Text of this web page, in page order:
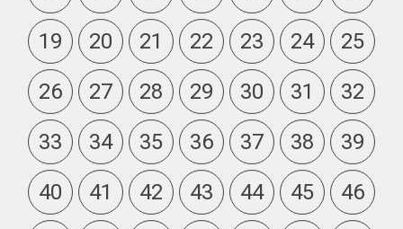
19
20 21 22 23 24
25
26
27 28 29 30 31
32
33
34 35 36 37 38
39
40
41 42 43 44 45
46